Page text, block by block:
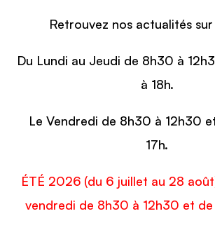
Retrouvez nos actualités sur
Du Lundi au Jeudi de 8h30 à
à 18h.
Le Vendredi de 8h30 à 12h30
17h.
ÉTÉ 2026 (du 6 juillet au 28
vendredi de 8h30 à 12h30 et de